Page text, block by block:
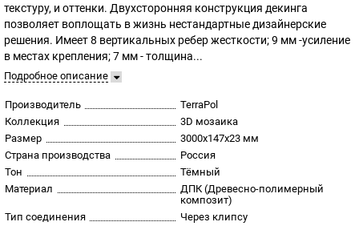
текстуру, и оттенки. Двухсторонняя конструкция декинга
позволяет воплощать в жизнь нестандартные дизайнерские
решения. Имеет 8 вертикальных ребер жесткости; 9 мм -усиление
в местах крепления; 7 мм - толщина...
Подробное описание
Производитель
TerraPol
Коллекция
3D мозаика
Размер
3000х147х23 мм
Страна производства
Россия
Тон
Тёмный
Материал
ДПК (Древесно-полимерный
композит)
Тип соединения
Через клипсу